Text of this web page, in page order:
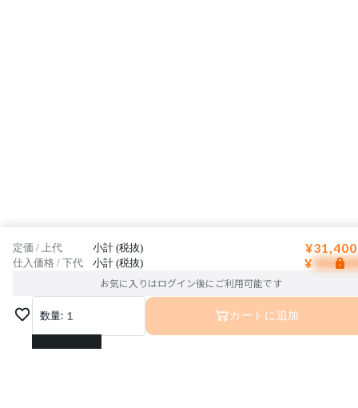
定価 / 上代 小計 (税抜)
仕入価格 / 下代 小計 (税抜) ¥
お気に入りはログイン後にご利用可能です
数量: 1
1
カートに追加